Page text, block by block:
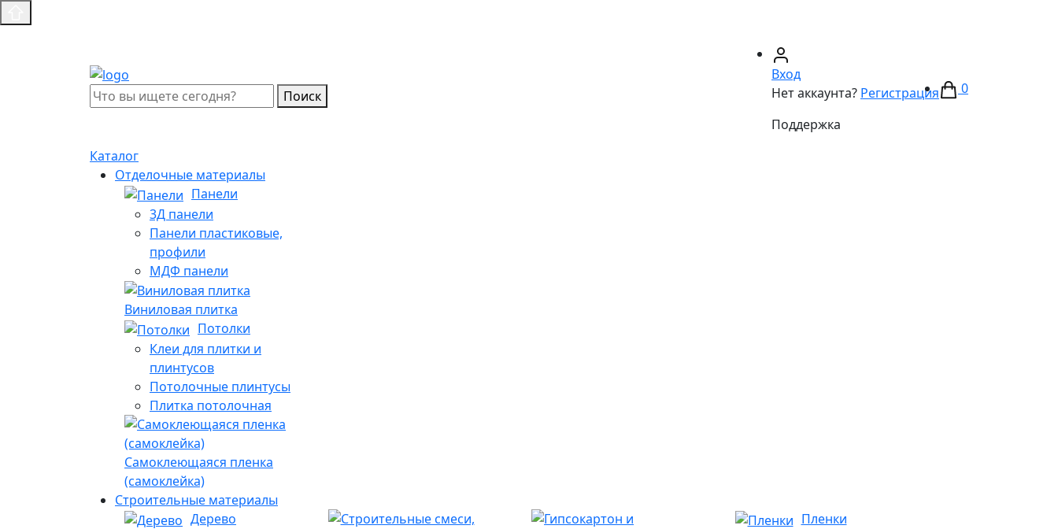
Поиск
Вход
Нет аккаунта? Регистрация
Поддержка
0
Каталог
Отделочные материалы
Панели
3Д панели
Панели пластиковые,
профили
МДФ панели
Виниловая плитка
Потолки
Клеи для плитки и
плинтусов
Потолочные плинтусы
Плитка потолочная
Самоклеющаяся пленка
(самоклейка)
Строительные материалы
Дерево
Пленки